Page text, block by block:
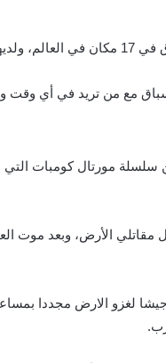
مع من تريد في أي وقت
من قبل مقاتلي الأرض،
لغزو الارض مجددا